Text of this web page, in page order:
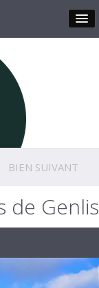
BIEN SUIVANT
de Genlis